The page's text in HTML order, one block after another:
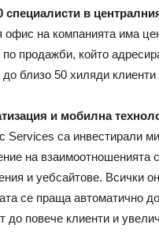
специалисти в
офис на компанията има
по продажби, който
до близо 50 хиляди
и мобилна
Services са инвестирали
на взаимоотношенията
и уебсайтове. Всички
се праща автоматично
до повече клиенти и